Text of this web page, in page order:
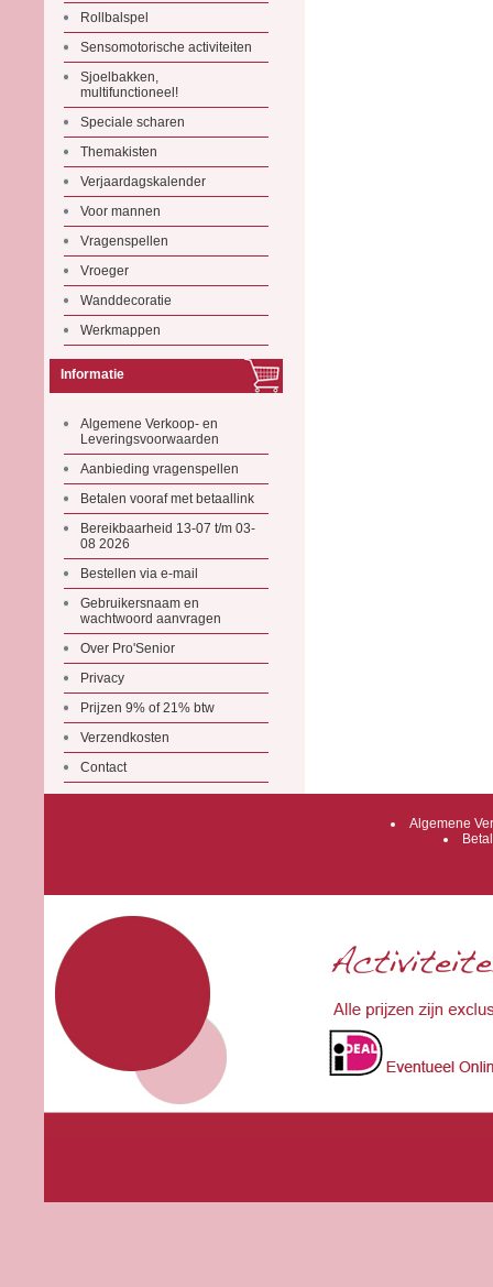
Rollbalspel
Sensomotorische activiteiten
Sjoelbakken,
multifunctioneel!
Speciale scharen
Themakisten
Verjaardagskalender
Voor mannen
Vragenspellen
Vroeger
Wanddecoratie
Werkmappen
Informatie
Algemene Verkoop- en
Leveringsvoorwaarden
Aanbieding vragenspellen
Betalen vooraf met betaallink
Bereikbaarheid 13-07 t/m 03-
08 2026
Bestellen via e-mail
Gebruikersnaam en
wachtwoord aanvragen
Over Pro'Senior
Privacy
Prijzen 9% of 21% btw
Verzendkosten
Contact
Algemene